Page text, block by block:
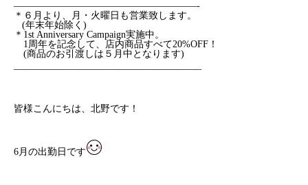
———————————————————-
＊６月より、月・火曜日も営業致します。
(年末年始除く)
＊1st Anniversary Campaign実施中。
1周年を記念して、店内商品すべて20%OFF！
(商品のお引渡しは５月中となります)
———————————————————–
皆様こんにちは、北野です！
6月の出勤日です